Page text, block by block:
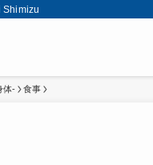
Shimizu
体- 食事